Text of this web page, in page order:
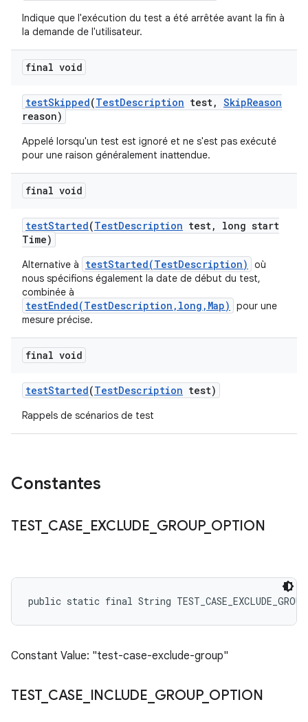
Indique que l'exécution du test a été arrêtée avant la fin à
la demande de l'utilisateur.
final void
testSkipped(TestDescription test, SkipReason
reason)
Appelé lorsqu'un test est ignoré et ne s'est pas exécuté
pour une raison généralement inattendue.
final void
testStarted(TestDescription test,
long start
Time)
Alternative à testStarted(TestDescription)
où
nous spécifions également la date de début du test,
combinée à
testEnded(TestDescription,long,Map)
pour une
mesure précise.
final void
testStarted(TestDescription test)
Rappels de scénarios de test
Constantes
TEST_ CASE EXCLUDE GROUP_ OPTION
public static final String
Constant Value: "test-case-exclude-group"
TEST_ CASE INCLUDE GROUP_ OPTION